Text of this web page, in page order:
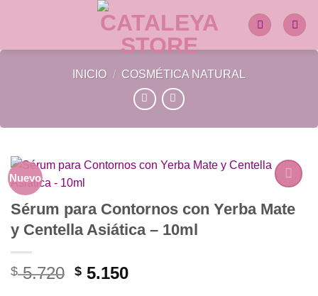
INICIO / COSMÉTICA NATURAL
Nuevo
Añadir
a la
Sérum para Contornos con Yerba Mate
y Centella Asiática – 10ml
$5.720 El
$ 5.150El